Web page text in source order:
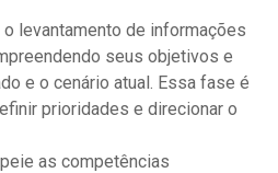
o levantamento de informações
seus objetivos e
e o cenário atual. Essa fase é
prioridades e direcionar o
as competências